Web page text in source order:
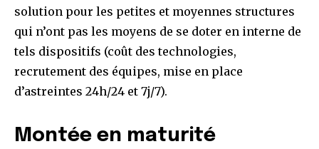
solution pour les petites et moyennes structures
qui n’ont pas les moyens de se doter en interne de
tels dispositifs (coût des technologies,
recrutement des équipes, mise en place
d’astreintes 24h/24 et 7j/7).
Montée en maturité